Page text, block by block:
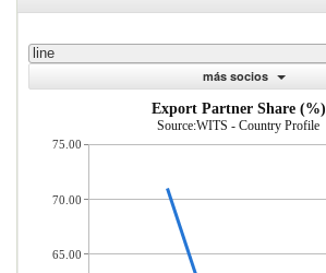
line
más socios
Export Partner Share (%)
Source:WITS - Country Profile
75.00
70.00
65.00